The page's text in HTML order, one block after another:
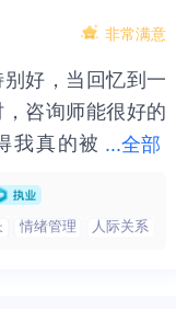
律规定。按法律
要去知晓并保证
专业人士的指导
无论未来发生什
保障。物资保障
幅度增强，这时
际关系安全距离
成长。这是一条永
。影视里非常流
律规定。按法律
要去知晓并保证
专业人士的指导
无论未来发生什
保障。物资保障
幅度增强，这时
际关系安全距离
成长。这是一条永
。影视里非常流
关系，但这些关
你不是滋养性的，
你有过期待和渴
领悟到的是他们
关系。这些纷纷
，你处理不好和
真正做好心理准备
失创伤还没有愈
些关系好像又都
性的，而是拉扯和
和渴望，也有过
他们有局限性终
纷纷扰扰的关系
好和他们的关系
理准备和父母从心
有愈合，你还没
限制？有一个规
，就会有不配得
和【家人的期待
的需求去做事，
求呢？如果跳出自
当时的自己，会
有一个规律是关
有不配得感。静
家人的期待】是
求去做事，勇于
？如果跳出自身的
的自己，会有什
可能需要去疗愈
不知道以上“内在
助于专业的心理
以给到你一些更
，一直都住着一个
主你现在所面对的
解决。现在我能
要去疗愈你小时候
上“内在小孩”的具
的心理咨询师。
一些更好的建议
住着一个0-10岁
面对的问题，能够
我能想到的，就
非常满意
...全部
好，当回忆到一
咨询师能很好的
我真的被
绪被注意到了，
说出我当时的情
好，当回忆到一
咨询师能很好的
真的被抱住了。
到了，而且当咨
时的情绪，我感
情绪管理 人际关系